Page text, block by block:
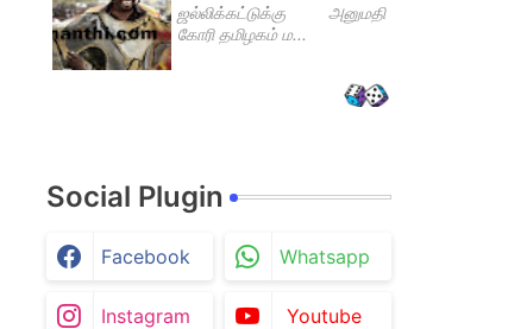
ஜல்லிக்கட்டுக்கு அனுமதி
கோரி தமிழகம் ம...
Social Plugin
Facebook Whatsapp
Instagram Youtube